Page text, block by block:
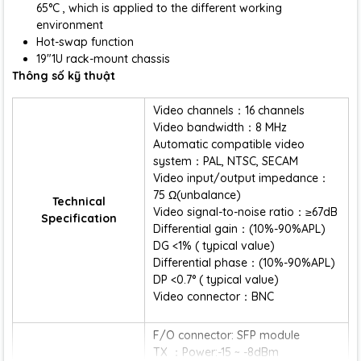
65°C , which is applied to the different working
environment
Hot-swap function
19″1U rack-mount chassis
Thông số kỹ thuật
Technical
Specification
Video channels：16 channels
Video bandwidth：8 MHz
Automatic compatible video
system：PAL, NTSC, SECAM
Video input/output impedance：
75 Ω(unbalance)
Video signal-to-noise ratio：≥67dB
Differential gain：(10%-90%APL)
DG <1% ( typical value)
Differential phase：(10%-90%APL)
DP <0.7° ( typical value)
Video connector：BNC
F/O connector: SFP module
TX ：Power:-15 ~ -8dBm